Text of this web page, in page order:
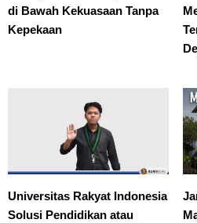
di Bawah Kekuasaan Tanpa
Kepekaan
Universitas Rakyat Indonesia
Solusi Pendidikan atau